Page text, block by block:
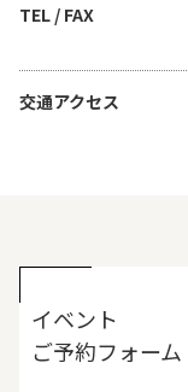
TEL / FAX
交通アクセス
イベント
ご予約フォーム